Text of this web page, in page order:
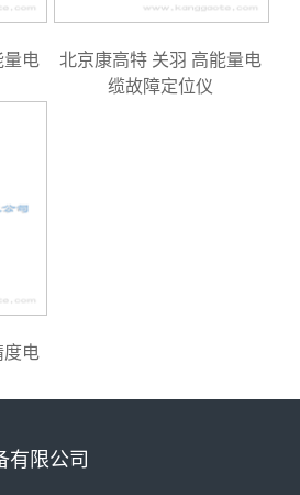
量电
北京康高特 关羽 高能量电
缆故障定位仪
度电
有限公司